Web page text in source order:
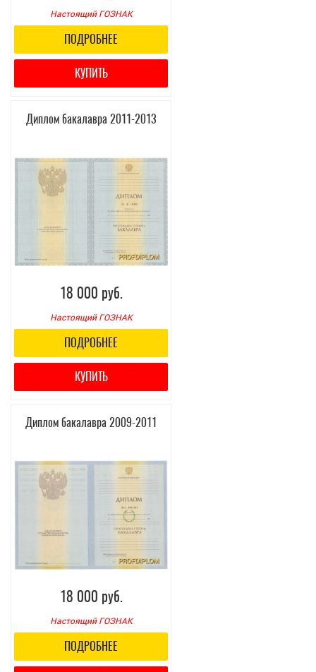
Настоящий ГОЗНАК
ПОДРОБНЕЕ
КУПИТЬ
Диплом бакалавра 2011-2013
18 000 руб.
Настоящий ГОЗНАК
ПОДРОБНЕЕ
КУПИТЬ
Диплом бакалавра 2009-2011
18 000 руб.
Настоящий ГОЗНАК
ПОДРОБНЕЕ